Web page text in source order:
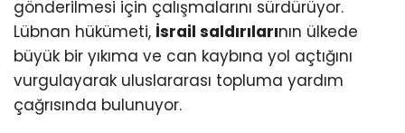
gönderilmesi için çalışmalarını sürdürüyor.
Lübnan hükümeti, İsrail saldırılarının ülkede
büyük bir yıkıma ve can kaybına yol açtığını
vurgulayarak uluslararası topluma yardım
çağrısında bulunuyor.